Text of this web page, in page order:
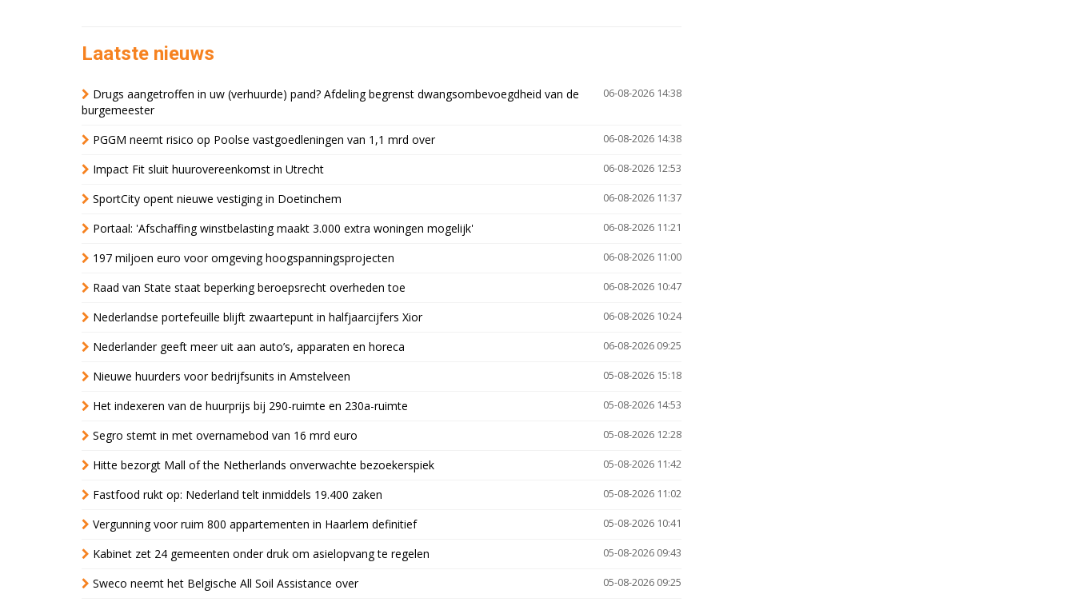
Laatste nieuws
06-08-2026 14:38
Drugs aangetroffen in uw (verhuurde) pand? Afdeling begrenst dwangsombevoegdheid van de
burgemeester
06-08-2026 14:38
PGGM neemt risico op Poolse vastgoedleningen van 1,1 mrd over
06-08-2026 12:53
Impact Fit sluit huurovereenkomst in Utrecht
06-08-2026 11:37
SportCity opent nieuwe vestiging in Doetinchem
06-08-2026 11:21
Portaal: 'Afschaffing winstbelasting maakt 3.000 extra woningen mogelijk'
06-08-2026 11:00
197 miljoen euro voor omgeving hoogspanningsprojecten
06-08-2026 10:47
Raad van State staat beperking beroepsrecht overheden toe
06-08-2026 10:24
Nederlandse portefeuille blijft zwaartepunt in halfjaarcijfers Xior
06-08-2026 09:25
Nederlander geeft meer uit aan auto’s, apparaten en horeca
05-08-2026 15:18
Nieuwe huurders voor bedrijfsunits in Amstelveen
05-08-2026 14:53
Het indexeren van de huurprijs bij 290-ruimte en 230a-ruimte
05-08-2026 12:28
Segro stemt in met overnamebod van 16 mrd euro
05-08-2026 11:42
Hitte bezorgt Mall of the Netherlands onverwachte bezoekerspiek
05-08-2026 11:02
Fastfood rukt op: Nederland telt inmiddels 19.400 zaken
05-08-2026 10:41
Vergunning voor ruim 800 appartementen in Haarlem definitief
05-08-2026 09:43
Kabinet zet 24 gemeenten onder druk om asielopvang te regelen
05-08-2026 09:25
Sweco neemt het Belgische All Soil Assistance over